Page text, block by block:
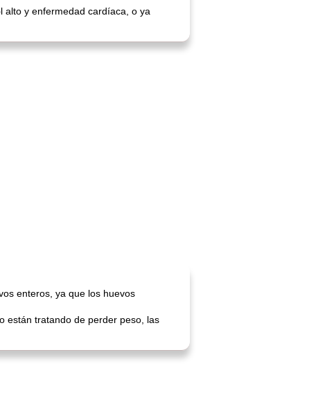
alto y enfermedad cardíaca, o ya
enteros, ya que los huevos
están tratando de perder peso, las